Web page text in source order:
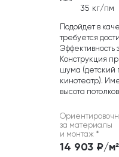
35 кг/пм
Подойдет в
требуется
Конструкция
шума (детский
кинотеатр).
высота
за материалы
и монтаж *
14 903 ₽/м²